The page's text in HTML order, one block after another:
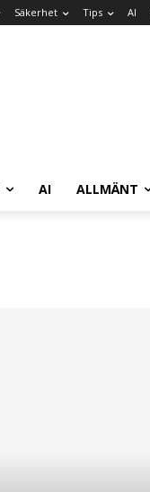
Säkerhet Tips AI
AI ALLMÄNT